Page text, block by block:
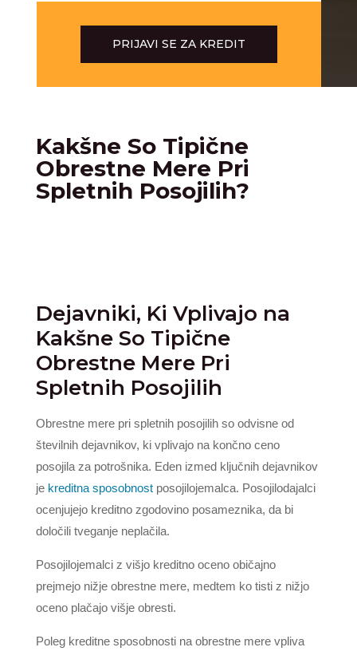
PRIJAVI SE ZA KREDIT
Kakšne So Tipične
Obrestne Mere Pri
Spletnih Posojilih?
Dejavniki, Ki Vplivajo na
Kakšne So Tipične
Obrestne Mere Pri
Spletnih Posojilih
Obrestne mere pri spletnih posojilih so odvisne od
številnih dejavnikov, ki vplivajo na končno ceno
posojila za potrošnika. Eden izmed ključnih dejavnikov
je kreditna sposobnostposojilojemalca. Posojilodajalci
ocenjujejo kreditno zgodovino posameznika, da bi
določili tveganje neplačila.
Posojilojemalci z višjo kreditno oceno običajno
prejmejo nižje obrestne mere, medtem ko tisti z nižjo
oceno plačajo višje obresti.
Poleg kreditne sposobnosti na obrestne mere vpliva